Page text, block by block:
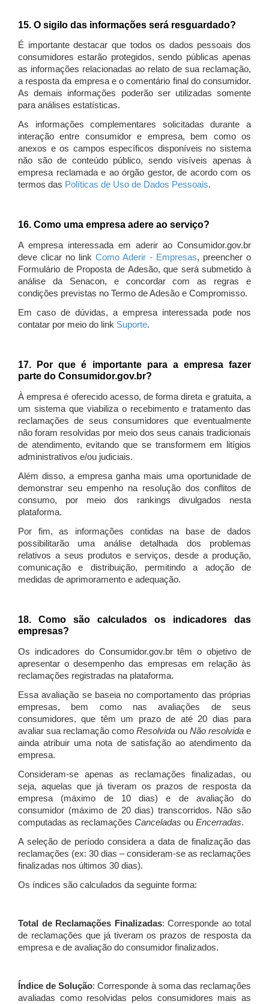
15. O sigilo das informações será resguardado?
É importante destacar que todos os dados pessoais dos
consumidores estarão protegidos, sendo públicas apenas
as informações relacionadas ao relato de sua reclamação,
a resposta da empresa e o comentário final do consumidor.
As demais informações poderão ser utilizadas somente
para análises estatísticas.
As informações complementares solicitadas durante a
interação entre consumidor e empresa, bem como os
anexos e os campos específicos disponíveis no sistema
não são de conteúdo público, sendo visíveis apenas à
empresa reclamada e ao órgão gestor, de acordo com os
termos das Políticas de Uso de Dados Pessoais.
16. Como uma empresa adere ao serviço?
A empresa interessada em aderir ao Consumidor.gov.br
deve clicar no link Como Aderir - Empresas, preencher o
Formulário de Proposta de Adesão, que será submetido à
análise da Senacon, e concordar com as regras e
condições previstas no Termo de Adesão e Compromisso.
Em caso de dúvidas, a empresa interessada pode nos
contatar por meio do link Suporte.
17. Por que é importante para a empresa fazer
parte do Consumidor.gov.br?
À empresa é oferecido acesso, de forma direta e gratuita, a
um sistema que viabiliza o recebimento e tratamento das
reclamações de seus consumidores que eventualmente
não foram resolvidas por meio dos seus canais tradicionais
de atendimento, evitando que se transformem em litígios
administrativos e/ou judiciais.
Além disso, a empresa ganha mais uma oportunidade de
demonstrar seu empenho na resolução dos conflitos de
consumo, por meio dos rankings divulgados nesta
plataforma.
Por fim, as informações contidas na base de dados
possibilitarão uma análise detalhada dos problemas
relativos a seus produtos e serviços, desde a produção,
comunicação e distribuição, permitindo a adoção de
medidas de aprimoramento e adequação.
18. Como são calculados os indicadores das
empresas?
Os indicadores do Consumidor.gov.br têm o objetivo de
apresentar o desempenho das empresas em relação às
reclamações registradas na plataforma.
Essa avaliação se baseia no comportamento das próprias
empresas, bem como nas avaliações de seus
consumidores, que têm um prazo de até 20 dias para
avaliar sua reclamação como Resolvida ou Não resolvida e
ainda atribuir uma nota de satisfação ao atendimento da
empresa.
Consideram-se apenas as reclamações finalizadas, ou
seja, aquelas que já tiveram os prazos de resposta da
empresa (máximo de 10 dias) e de avaliação do
consumidor (máximo de 20 dias) transcorridos. Não são
computadas as reclamações Canceladas ou Encerradas.
A seleção de período considera a data de finalização das
reclamações (ex: 30 dias – consideram-se as reclamações
finalizadas nos últimos 30 dias).
Os índices são calculados da seguinte forma:
Total de Reclamações Finalizadas: Corresponde ao total
de reclamações que já tiveram os prazos de resposta da
empresa e de avaliação do consumidor finalizados.
Índice de Solução: Corresponde à soma das reclamações
avaliadas como resolvidas pelos consumidores mais as